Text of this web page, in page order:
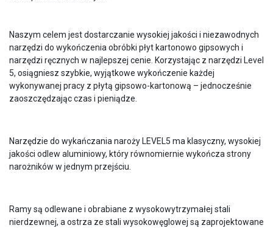
Naszym celem jest dostarczanie wysokiej jakości i niezawodnych
narzędzi do wykończenia obróbki płyt kartonowo gipsowych i
narzędzi ręcznych w najlepszej cenie. Korzystając z narzędzi Level
5, osiągniesz szybkie, wyjątkowe wykończenie każdej
wykonywanej pracy z płytą gipsowo-kartonową – jednocześnie
zaoszczędzając czas i pieniądze.
Narzędzie do wykańczania naroży LEVEL5 ma klasyczny, wysokiej
jakości odlew aluminiowy, który równomiernie wykończa strony
narożników w jednym przejściu.
Ramy są odlewane i obrabiane z wysokowytrzymałej stali
nierdzewnej, a ostrza ze stali wysokowęglowej są zaprojektowane